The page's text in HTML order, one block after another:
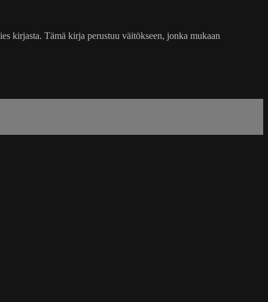
kirjasta. Tämä kirja perustuu väitökseen, jonka mukaan